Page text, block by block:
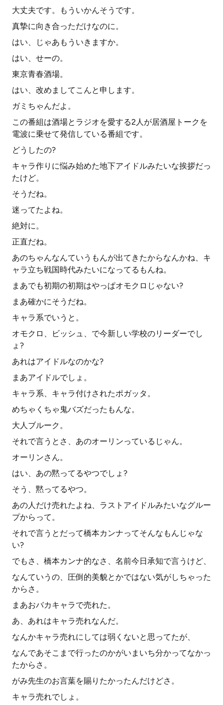
大丈夫です。もういかんそうです。
真摯に向き合っただけなのに。
はい、じゃあもういきますか。
はい、せーの。
東京青春酒場。
はい、改めましてこんと申します。
ガミちゃんだよ。
この番組は酒場とラジオを愛する2人が居酒屋トークを
電波に乗せて発信している番組です。
どうしたの?
キャラ作りに悩み始めた地下アイドルみたいな挨拶だっ
たけど。
そうだね。
迷ってたよね。
絶対に。
正直だね。
あのちゃんなんていうもんが出てきたからなんかね、キ
ャラ立ち戦国時代みたいになってるもんね。
まあでも初期の初期はやっぱオモクロじゃない?
まあ確かにそうだね。
キャラ系でいうと。
オモクロ、ビッシュ、で今新しい学校のリーダーでし
ょ?
あれはアイドルなのかな?
まあアイドルでしょ。
キャラ系、キャラ付けされたポガッタ。
めちゃくちゃ鬼バズだったもんな。
大人ブルーク。
それで言うとさ、あのオーリンっているじゃん。
オーリンさん。
はい、あの黙ってるやつでしょ?
そう、黙ってるやつ。
あの人だけ売れたよね、ラストアイドルみたいなグルー
プからって。
それで言うとだって橋本カンナってそんなもんじゃな
い?
でもさ、橋本カンナ的なさ、名前今日承知で言うけど、
なんていうの、圧倒的美貌とかではない気がしちゃった
からさ。
まあおバカキャラで売れた。
あ、あれはキャラ売れなんだ。
なんかキャラ売れにしては弱くないと思ってたが、
なんであそこまで行ったのかがいまいち分かってなかっ
たからさ。
がみ先生のお言葉を賜りたかったんだけどさ。
キャラ売れでしょ。